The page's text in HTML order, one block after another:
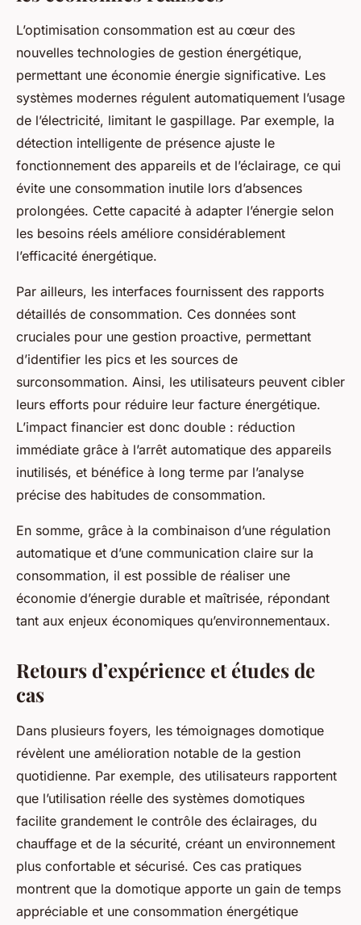
L’optimisation consommation est au cœur des
nouvelles technologies de gestion énergétique,
permettant une économie énergie significative. Les
systèmes modernes régulent automatiquement l’usage
de l’électricité, limitant le gaspillage. Par exemple, la
détection intelligente de présence ajuste le
fonctionnement des appareils et de l’éclairage, ce qui
évite une consommation inutile lors d’absences
prolongées. Cette capacité à adapter l’énergie selon
les besoins réels améliore considérablement
l’efficacité énergétique.
Par ailleurs, les interfaces fournissent des rapports
détaillés de consommation. Ces données sont
cruciales pour une gestion proactive, permettant
d’identifier les pics et les sources de
surconsommation. Ainsi, les utilisateurs peuvent cibler
leurs efforts pour réduire leur facture énergétique.
L’impact financier est donc double : réduction
immédiate grâce à l’arrêt automatique des appareils
inutilisés, et bénéfice à long terme par l’analyse
précise des habitudes de consommation.
En somme, grâce à la combinaison d’une régulation
automatique et d’une communication claire sur la
consommation, il est possible de réaliser une
économie d’énergie durable et maîtrisée, répondant
tant aux enjeux économiques qu’environnementaux.
Retours d’expérience et études de
cas
Dans plusieurs foyers, les témoignages domotique
révèlent une amélioration notable de la gestion
quotidienne. Par exemple, des utilisateurs rapportent
que l’utilisation réelle des systèmes domotiques
facilite grandement le contrôle des éclairages, du
chauffage et de la sécurité, créant un environnement
plus confortable et sécurisé. Ces cas pratiques
montrent que la domotique apporte un gain de temps
appréciable et une consommation énergétique